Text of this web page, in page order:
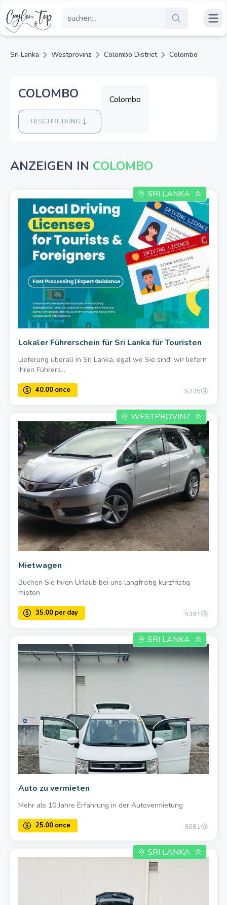
Sri Lanka Westprovinz Colombo District Colombo
COLOMBO
BESCHREIBUNG
Colombo
ANZEIGEN IN COLOMBO
SRI LANKA
Lokaler Führerschein für Sri Lanka für Touristen
Lieferung überall in Sri Lanka, egal wo Sie sind, wir liefern
Ihren Führers...
40.00 once
5235
WESTPROVINZ
Mietwagen
Buchen Sie Ihren Urlaub bei uns langfristig kurzfristig
mieten
35.00 per day
5391
SRI LANKA
Auto zu vermieten
Mehr als 10 Jahre Erfahrung in der Autovermietung
3681
SRI LANKA